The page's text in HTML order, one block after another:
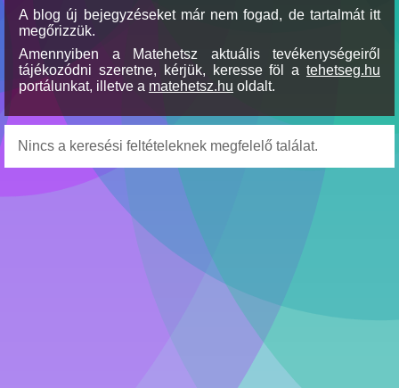
A blog új bejegyzéseket már nem fogad, de tartalmát itt
megőrizzük.
Amennyiben a Matehetsz aktuális tevékenységeiről
tájékozódni szeretne, kérjük, keresse föl a tehetseg.hu
portálunkat, illetve a matehetsz.hu oldalt.
Nincs a keresési feltételeknek megfelelő találat.